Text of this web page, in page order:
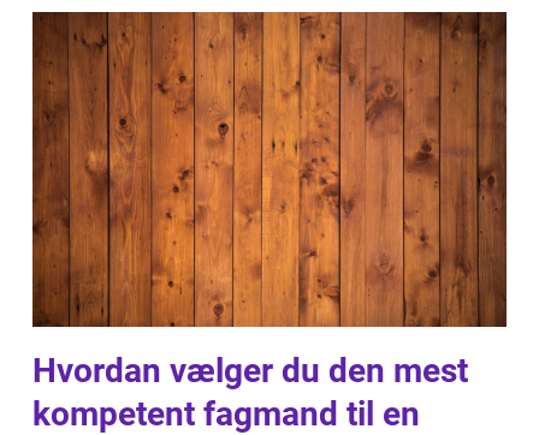
Hvordan vælger du den mest
kompetent fagmand til en